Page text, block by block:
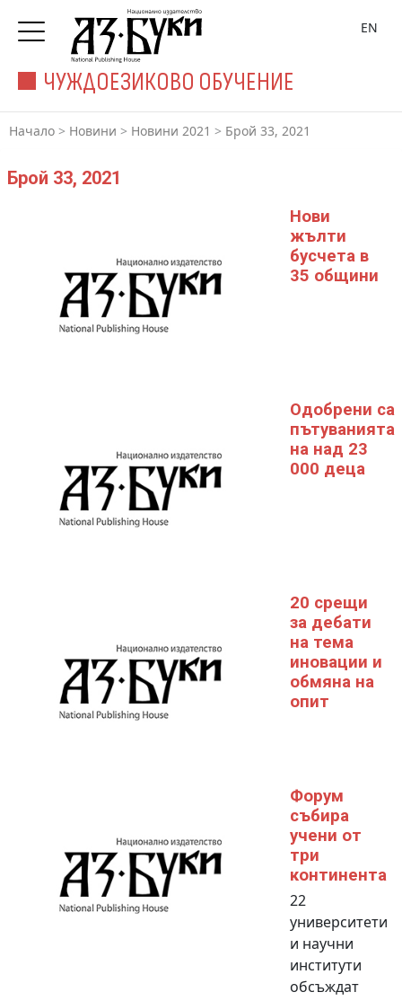
ЧУЖДОЕЗИКОВО ОБУЧЕНИЕ
EN
Начало > Новини > Новини 2021 > Брой 33, 2021
Брой 33, 2021
Нови
жълти
бусчета в
35 общини
Одобрени са
пътуванията
на над 23
000 деца
20 срещи
за дебати
на тема
иновации и
обмяна на
опит
Форум
събира
учени от
три
континента
22
университети
и научни
институти
обсъждат